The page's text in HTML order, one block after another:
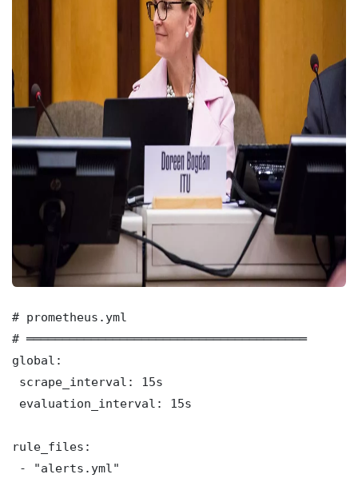
# prometheus.yml
# ═══════════════════════════════════════
global:
scrape_interval: 15s
evaluation_interval: 15s
rule_files:
- "alerts.yml"